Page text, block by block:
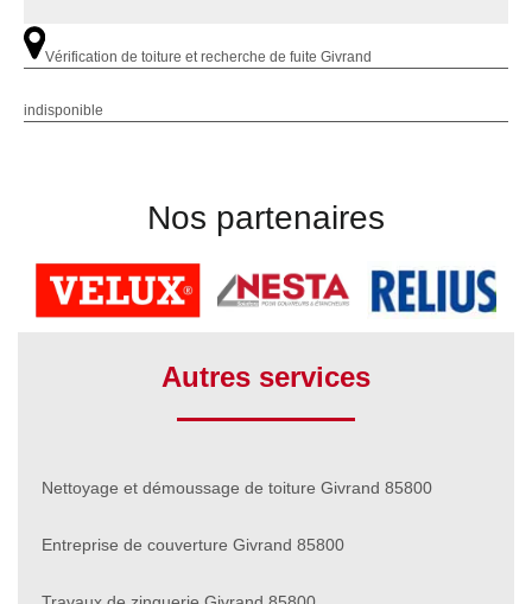
Vérification de toiture et recherche de fuite Givrand
indisponible
Nos partenaires
Autres services
Nettoyage et démoussage de toiture Givrand 85800
Entreprise de couverture Givrand 85800